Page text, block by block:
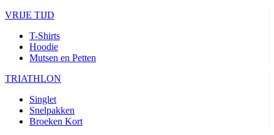
VRIJE TIJD
T-Shirts
Hoodie
Mutsen en Petten
TRIATHLON
Singlet
Snelpakken
Broeken Kort